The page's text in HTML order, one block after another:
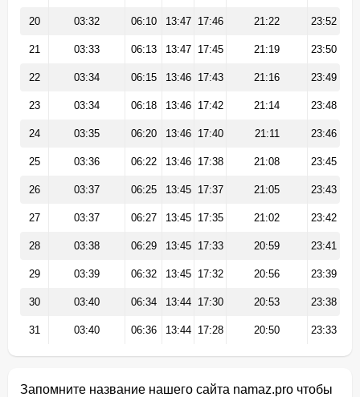
20 03:32 06:10 13:47 17:46 21:22 23:52
21 03:33 06:13 13:47 17:45 21:19 23:50
22 03:34 06:15 13:46 17:43 21:16 23:49
23 03:34 06:18 13:46 17:42 21:14 23:48
24 03:35 06:20 13:46 17:40 21:11 23:46
25 03:36 06:22 13:46 17:38 21:08 23:45
26 03:37 06:25 13:45 17:37 21:05 23:43
27 03:37 06:27 13:45 17:35 21:02 23:42
28 03:38 06:29 13:45 17:33 20:59 23:41
29 03:39 06:32 13:45 17:32 20:56 23:39
30 03:40 06:34 13:44 17:30 20:53 23:38
31 03:40 06:36 13:44 17:28 20:50 23:33
Запомните название нашего сайта namaz.pro чтобы